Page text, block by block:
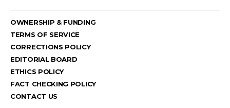
OWNERSHIP & FUNDING
TERMS OF SERVICE
CORRECTIONS POLICY
EDITORIAL BOARD
ETHICS POLICY
FACT CHECKING POLICY
CONTACT US